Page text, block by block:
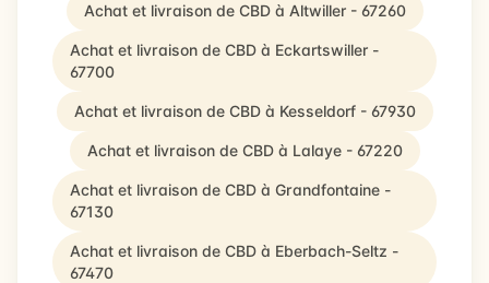
Achat et livraison de CBD à Altwiller - 67260
Achat et livraison de CBD à Eckartswiller -
67700
Achat et livraison de CBD à Kesseldorf - 67930
Achat et livraison de CBD à Lalaye - 67220
Achat et livraison de CBD à Grandfontaine -
67130
Achat et livraison de CBD à Eberbach-Seltz -
67470